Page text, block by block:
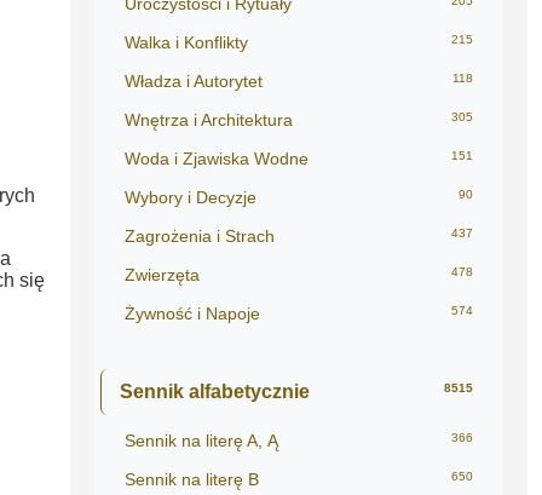
się
Walka i Konflikty 215
Władza i Autorytet 118
Wnętrza i Architektura 305
Woda i Zjawiska Wodne 151
Wybory i Decyzje 90
Zagrożenia i Strach 437
Zwierzęta 478
Żywność i Napoje 574
Sennik alfabetycznie 8515
Sennik na literę A, Ą 366
Sennik na literę B 650